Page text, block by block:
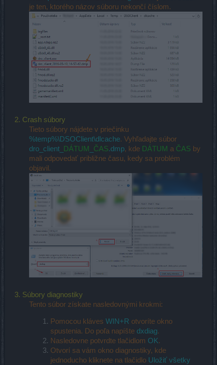
je ten, ktorého názov súboru nekončí číslom.
2. Crash súbory
Tieto súbory nájdete v priečinku
%temp%\DSOClient\dlcache. Vyhľadajte súbor
dro_client_
DÁTUM ČAS.dmp, kde DÁTUM a ČAS by
mali odpovedať približne času, kedy sa problém
objavil.
3. Súbory diagnostiky
Tento súbor získate nasledovnými krokmi:
Pomocou kláves WIN+R otvoríte okno
spustenia. Do poľa napíšte dxdiag.
Nasledovne potvrdte tlačidlom OK.
Otvorí sa vám okno diagnostiky, kde
jednoducho kliknete na tlačidlo Uložiť všetky